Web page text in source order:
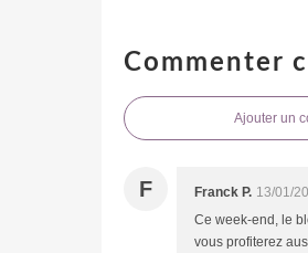
Commenter
Ajouter un
F Franck P. 13/01/
Ce week-end, le
vous profiterez